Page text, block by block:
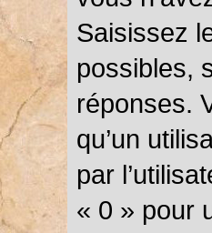
Saisissez
possibles,
réponses.
qu’un
par
« 0 » pour